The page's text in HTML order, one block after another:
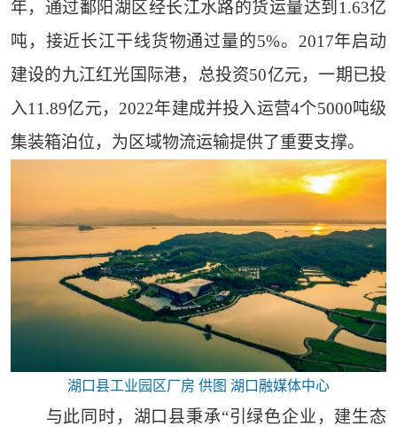
年，通过鄱阳湖区经长江水路的货运量达到1.63亿
吨，接近长江干线货物通过量的5%。2017年启动
建设的九江红光国际港，总投资50亿元，一期已投
入11.89亿元，2022年建成并投入运营4个5000吨级
集装箱泊位，为区域物流运输提供了重要支撑。
湖口县工业园区厂房 供图 湖口融媒体中心
与此同时，湖口县秉承“引绿色企业，建生态